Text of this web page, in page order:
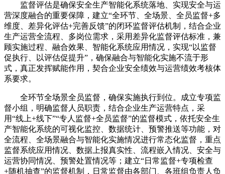
监督评估是确保安全生产智能化系统落地、实现安全与运
营深度融合的重要保障，建立“全环节、全场景、全员监督+多
维度、差异化评估+完善反馈”的闭环监督评估机制，结合企业
生产运营全流程、多岗位需求，采用差异化监督评估标准，兼
顾实施过程、融合效果、智能化系统应用情况，实现“以监督
促执行、以评估促提升”，确保融合与智能化实施不流于形
式，真正发挥赋能作用，契合企业安全绩效与运营绩效考核体
系要求。
全环节全场景全员监督，确保实施执行到位。成立专项监
督小组，明确监督人员职责，结合企业生产运营特点，采
用“线上+线下”“专人监督+全员监督”的监督模式，依托安全生
产智能化系统的可视化监控、数据统计、预警推送等功能，对
全流程、全场景融合与智能化实施情况进行常态化监督，重点
监督系统应用情况、数据上报真实性、流程嵌入情况、安全与
运营协同情况、预警处置情况等；建立“日常监督+专项检查
+随机抽查”的监督机制，日常监督由各部门、各班组负责人负